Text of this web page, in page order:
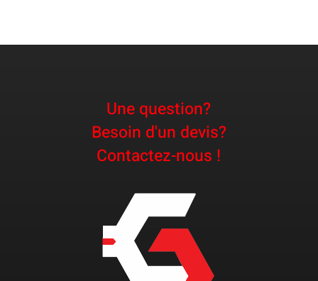
Une question?
Besoin d'un devis?
Contactez-nous !